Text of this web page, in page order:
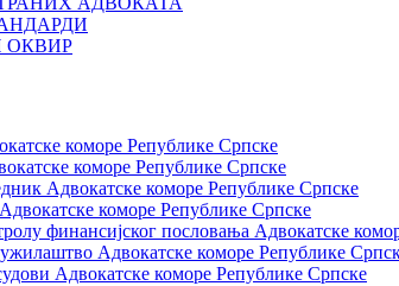
ОКВИР
коморе Републике Српске
коморе Републике Српске
Адвокатске коморе Републике Српске
коморе Републике Српске
финансијског пословања Адвокатске
Адвокатске коморе Републике
Адвокатске коморе Републике Српске